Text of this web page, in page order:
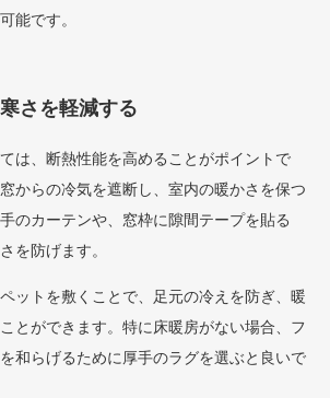
能です。
さを軽減する
は、断熱性能を高めることがポイントで
からの冷気を遮断し、室内の暖かさを保つ
のカーテンや、窓枠に隙間テープを貼る
を防げます。
ットを敷くことで、足元の冷えを防ぎ、暖
とができます。特に床暖房がない場合、フ
和らげるために厚手のラグを選ぶと良いで